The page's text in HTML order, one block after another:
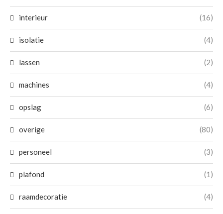
interieur (16)
isolatie (4)
lassen (2)
machines (4)
opslag (6)
overige (80)
personeel (3)
plafond (1)
raamdecoratie (4)